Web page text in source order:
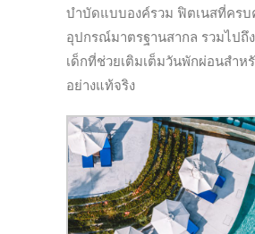
บำบัดแบบองค์รวม ฟิตเนสที่ครบ
อุปกรณ์มาตรฐานสากล รวมไปถึ
เด็กที่ช่วยเติมเต็มวันพักผ่อนสำห
อย่างแท้จริง